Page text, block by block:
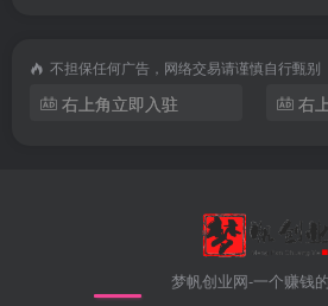
不担保任何广告，网络交易请谨慎自行甄别
右上角立即入驻 右
梦帆创业网-一个赚钱